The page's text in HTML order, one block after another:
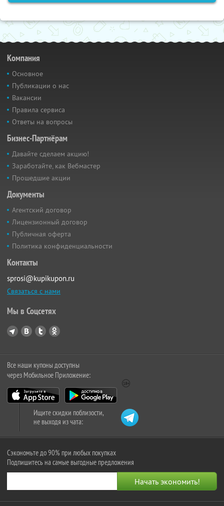
Компания
Основное
Публикации о нас
Вакансии
Правила сервиса
Ответы на вопросы
Бизнес-Партнёрам
Давайте сделаем акцию!
Заработайте, как Вебмастер
Прошедшие акции
Документы
Агентский договор
Лицензионный договор
Публичная оферта
Политика конфиденциальности
Контакты
sprosi@kupikupon.ru
Связаться с нами
Мы в Соцсетях
Все наши купоны доступны
через Мобильное Приложение:
Ищите скидки поблизости,
не выходя из чата:
Сэкономьте до 90% при любых покупках
Подпишитесь на самые выгодные предложения